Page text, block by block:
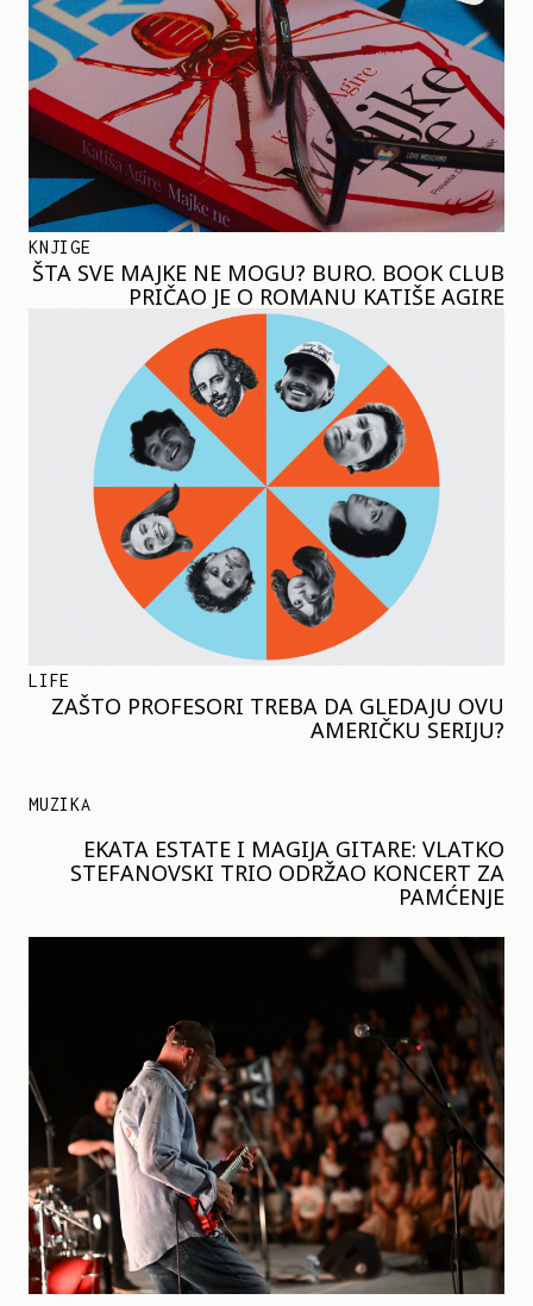
KNJIGE
ŠTA SVE MAJKE NE MOGU? BURO. BOOK CLUB
PRIČAO JE O ROMANU KATIŠE AGIRE
LIFE
ZAŠTO PROFESORI TREBA DA GLEDAJU OVU
AMERIČKU SERIJU?
MUZIKA
EKATA ESTATE I MAGIJA GITARE: VLATKO
STEFANOVSKI TRIO ODRŽAO KONCERT ZA
PAMĆENJE